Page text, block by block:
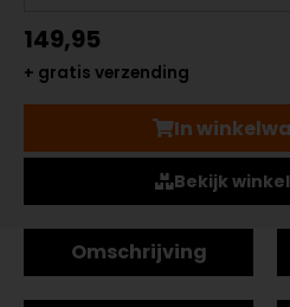
149,95
+ gratis verzending
In
Bekijk
Omschrijving